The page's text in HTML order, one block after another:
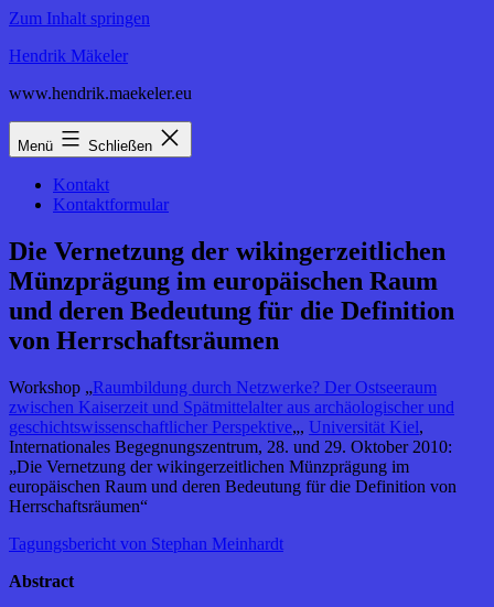
Zum Inhalt springen
Hendrik Mäkeler
www.hendrik.maekeler.eu
Menü Schließen
Kontakt
Kontaktformular
Die Vernetzung der wikingerzeitlichen
Münzprägung im europäischen Raum
und deren Bedeutung für die Definition
von Herrschaftsräumen
Workshop „Raumbildung durch Netzwerke? Der Ostseeraum
zwischen Kaiserzeit und Spätmittelalter aus archäologischer und
geschichtswissenschaftlicher Perspektive„, Universität Kiel,
Internationales Begegnungszentrum, 28. und 29. Oktober 2010:
„Die Vernetzung der wikingerzeitlichen Münzprägung im
europäischen Raum und deren Bedeutung für die Definition von
Herrschaftsräumen“
Tagungsbericht von Stephan Meinhardt
Abstract